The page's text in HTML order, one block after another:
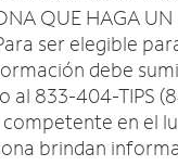
QUE HAGA
ser elegible
debe
al 833-404-TIPS
en el
brindan